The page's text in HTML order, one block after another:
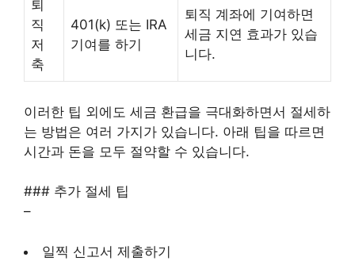
퇴
직
저
축
401(k) 또는 IRA
기여를 하기
퇴직 계좌에 기여하면
세금 지연 효과가 있습
니다.
이러한 팁 외에도 세금 환급을 극대화하면서 절세하
는 방법은 여러 가지가 있습니다. 아래 팁을 따르면
시간과 돈을 모두 절약할 수 있습니다.
### 추가 절세 팁
–
일찍 신고서 제출하기